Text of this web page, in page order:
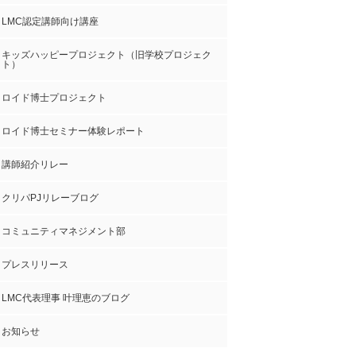
LMC認定講師向け講座
キッズハッピープロジェクト（旧学校プロジェク
ト）
ロイド博士プロジェクト
ロイド博士セミナー体験レポート
講師紹介リレー
クリパPJリレーブログ
コミュニティマネジメント部
プレスリリース
LMC代表理事 叶理恵のブログ
お知らせ